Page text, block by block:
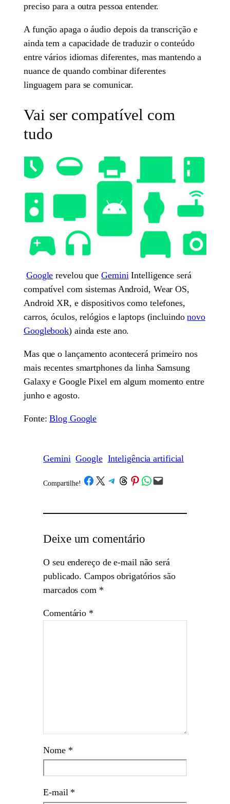
preciso para a outra pessoa entender.
A função apaga o áudio depois da transcrição e
ainda tem a capacidade de traduzir o conteúdo
entre vários idiomas diferentes, mas mantendo a
nuance de quando combinar diferentes
linguagem para se comunicar.
Vai ser compatível com
tudo
Google revelou queGemini Intelligence será
compatível com sistemas Android, Wear OS,
Android XR, e dispositivos como telefones,
carros, óculos, relógios e laptops (incluindonovo
Googlebook) ainda este ano.
Mas que o lançamento acontecerá primeiro nos
mais recentes smartphones da linha Samsung
Galaxy e Google Pixel em algum momento entre
junho e agosto.
Fonte:Blog Google
Gemini Google Inteligência artificial
Compartilhe! /Share on Facebook
Share on X Share on Telegram
Share on Threads
Share on Pinterest
Share on WhatsApp
Email this Page
Deixe um comentário
O seu endereço de e-mail não será
publicado. Campos obrigatórios são
marcados com *
Comentário *
Nome *
E-mail *